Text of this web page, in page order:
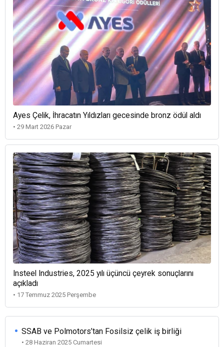
Ayes Çelik, İhracatın Yıldızları gecesinde bronz ödül aldı
• 29 Mart 2026 Pazar
Insteel Industries, 2025 yılı üçüncü çeyrek sonuçlarını
açıkladı
• 17 Temmuz 2025 Perşembe
SSAB ve Polmotors’tan Fosilsiz çelik iş birliği
• 28 Haziran 2025 Cumartesi